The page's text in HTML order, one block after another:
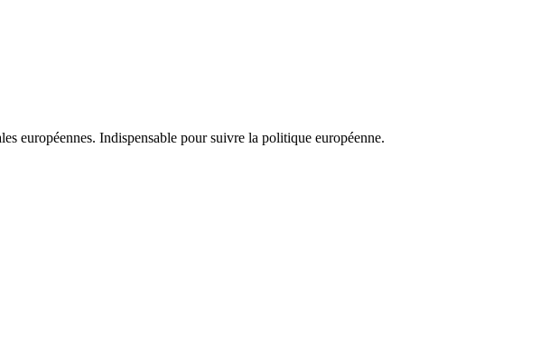
européennes. Indispensable pour suivre la politique européenne.